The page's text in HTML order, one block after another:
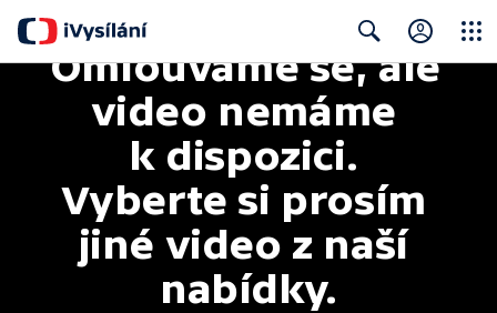
Search
Omlouváme se, ale
video nemáme
k dispozici.
Vyberte si prosím
jiné video z naší
nabídky.